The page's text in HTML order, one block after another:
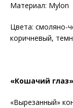
Материал: Mylon
Цвета: смоляно-
коричневый,
«Кошачий
«Вырезанный»